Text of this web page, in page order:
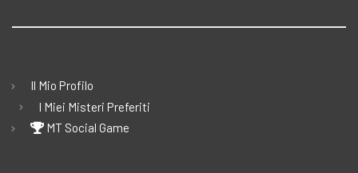
Il Mio Profilo
I Miei Misteri Preferiti
MT Social Game